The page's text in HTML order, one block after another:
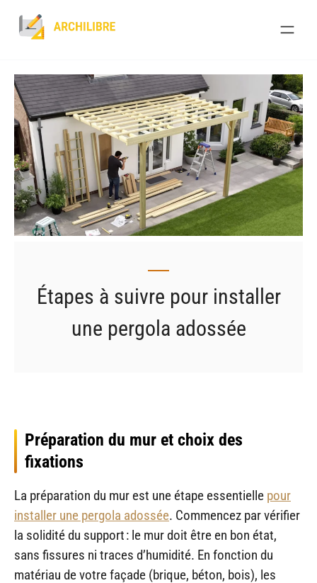
Étapes à suivre pour installer
une pergola adossée
Préparation du mur et choix des
fixations
La préparation du mur est une étape essentielle pour
installer une pergola adossée. Commencez par vérifier
la solidité du support : le mur doit être en bon état,
sans fissures ni traces d’humidité. En fonction du
matériau de votre façade (brique, béton, bois), les